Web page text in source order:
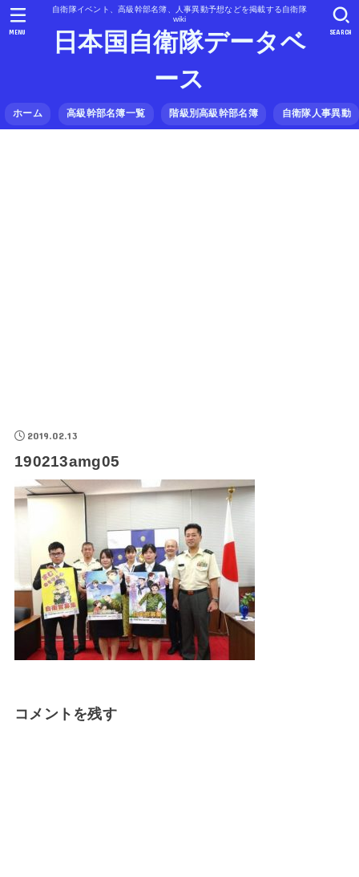
自衛隊イベント、高級幹部名簿、人事異動予想などを掲載する自衛隊
wiki
日本国自衛隊データベ
ース
ホーム 高級幹部名簿一覧 階級別高級幹部名簿 自衛隊人事異動
SEARCH
MENU
2019.02.13
190213amg05
コメントを残す